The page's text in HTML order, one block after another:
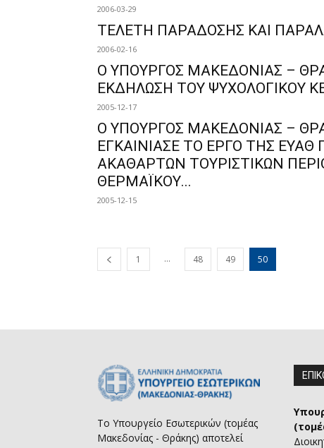
2006-03-29
ΤΕΛΕΤΗ ΠΑΡΑΔΟΣΗΣ ΚΑΙ
2006-02-16
Ο ΥΠΟΥΡΓΟΣ ΜΑΚΕΔΟΝΙΑΣ –
ΕΚΔΗΛΩΣΗ ΤΟΥ ΨΥΧΟΛΟΓΙΚΟΥ
2005-12-17
Ο ΥΠΟΥΡΓΟΣ ΜΑΚΕΔΟΝΙΑΣ –
ΕΓΚΑΙΝΙΑΣΕ ΤΟ ΕΡΓΟ ΤΗΣ
ΑΚΑΘΑΡΤΩΝ ΤΟΥΡΙΣΤΙΚΩΝ
ΘΕΡΜΑΪΚΟΥ...
2005-12-15
1 ... 48 49 50
Το Υπουργείο Εσωτερικών (τομέας
Μακεδονίας - Θράκης) αποτελεί